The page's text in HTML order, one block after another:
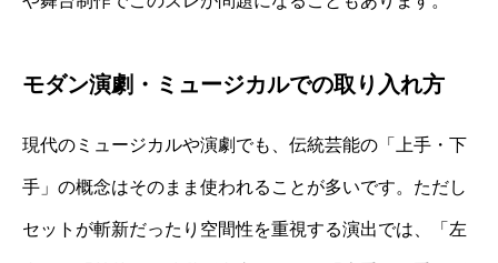
モダン演劇・ミュージカルでの取り入れ方
現代のミュージカルや演劇でも、伝統芸能の「上手・下
手」の概念はそのまま使われることが多いです。ただし
セットが斬新だったり空間性を重視する演出では、「左